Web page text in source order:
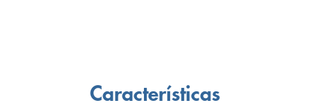
Características